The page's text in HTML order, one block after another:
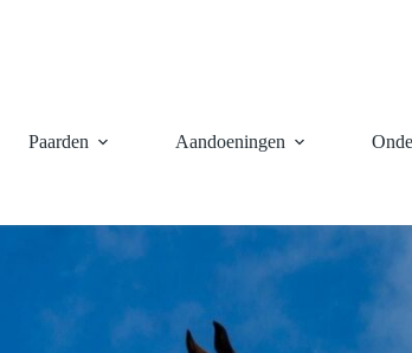
Paarden Aandoeningen